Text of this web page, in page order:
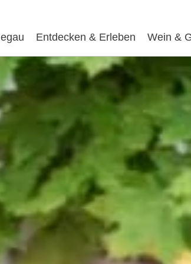
Entdecken & Erleben Wein &